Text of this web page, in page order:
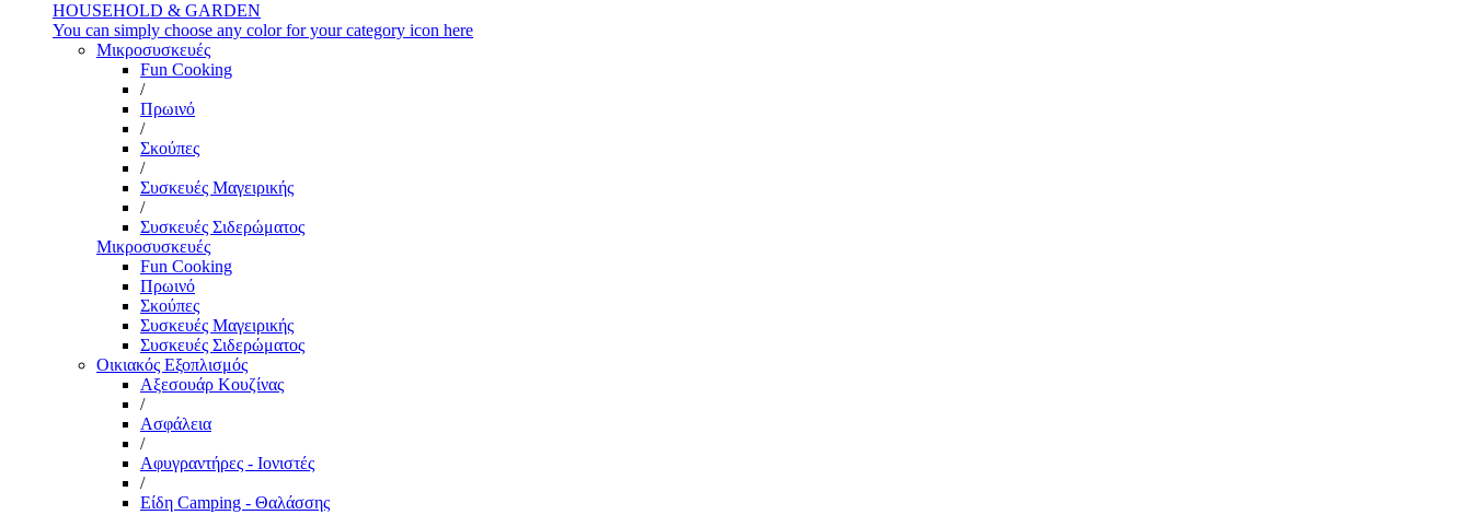
HOUSEHOLD & GARDEN
You can simply choose any color for your category icon here
Μικροσυσκευές
Fun Cooking
/
Πρωινό
/
Σκούπες
/
Συσκευές Μαγειρικής
/
Συσκευές Σιδερώματος
Μικροσυσκευές
Fun Cooking
Πρωινό
Σκούπες
Συσκευές Μαγειρικής
Συσκευές Σιδερώματος
Οικιακός Εξοπλισμός
Αξεσουάρ Κουζίνας
/
Ασφάλεια
/
Αφυγραντήρες - Ιονιστές
/
Είδη Camping - Θαλάσσης